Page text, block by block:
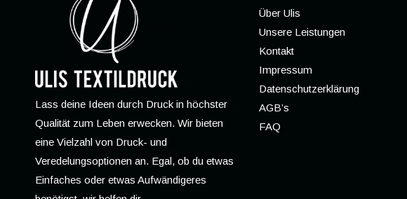
Lass deine Ideen durch Druck in höchster
Qualität zum Leben erwecken. Wir bieten
eine Vielzahl von Druck- und
Veredelungsoptionen an. Egal, ob du etwas
Einfaches oder etwas Aufwändigeres
Über Ulis
Unsere Leistungen
Kontakt
Impressum
Datenschutzerklärung
AGB’s
FAQ